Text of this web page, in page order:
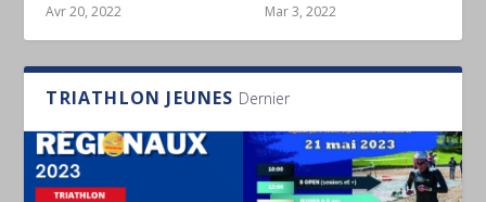
Avr 20, 2022 Mar 3, 2022
TRIATHLON JEUNES Dernier